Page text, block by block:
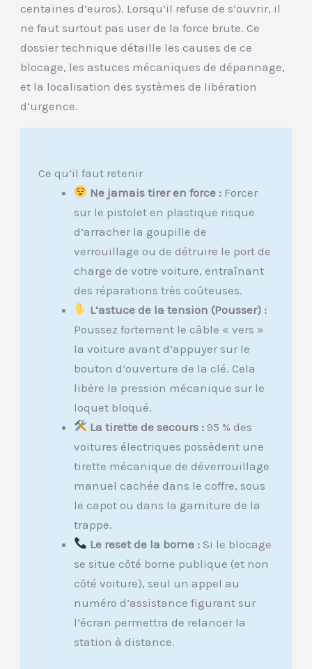
centaines d’euros). Lorsqu’il refuse de s’ouvrir, il
ne faut surtout pas user de la force brute. Ce
dossier technique détaille les causes de ce
blocage, les astuces mécaniques de dépannage,
et la localisation des systèmes de libération
d’urgence.
Ce qu’il faut retenir
Ne jamais tirer en force : Forcer
sur le pistolet en plastique risque
d’arracher la goupille de
verrouillage ou de détruire le port de
charge de votre voiture, entraînant
des réparations très coûteuses.
L’astuce de la tension (Pousser) :
Poussez fortement le câble « vers »
la voiture avant d’appuyer sur le
bouton d’ouverture de la clé. Cela
libère la pression mécanique sur le
loquet bloqué.
La tirette de secours : 95 % des
voitures électriques possèdent une
tirette mécanique de déverrouillage
manuel cachée dans le coffre, sous
le capot ou dans la garniture de la
trappe.
Le reset de la borne : Si le blocage
se situe côté borne publique (et non
côté voiture), seul un appel au
numéro d’assistance figurant sur
l’écran permettra de relancer la
station à distance.